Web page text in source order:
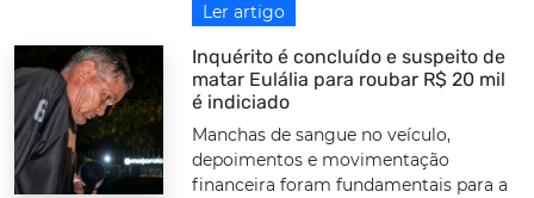
Ler artigo
Inquérito é concluído e suspeito de
matar Eulália para roubar R$ 20 mil
é indiciado
Manchas de sangue no veículo,
depoimentos e movimentação
financeira foram fundamentais para a